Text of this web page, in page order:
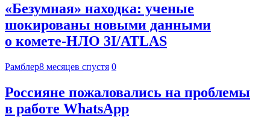
«Безумная» находка: ученые
шокированы новыми данными
о комете-НЛО 3I/ATLAS
Рамблер8 месяцев спустя 0
Россияне пожаловались на проблемы
в работе WhatsApp